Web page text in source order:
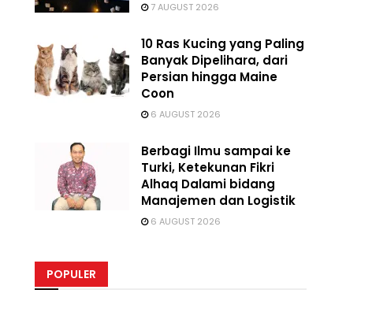
7 AUGUST 2026
10 Ras Kucing yang Paling
Banyak Dipelihara, dari
Persian hingga Maine
Coon
6 AUGUST 2026
Berbagi Ilmu sampai ke
Turki, Ketekunan Fikri
Alhaq Dalami bidang
Manajemen dan Logistik
6 AUGUST 2026
POPULER